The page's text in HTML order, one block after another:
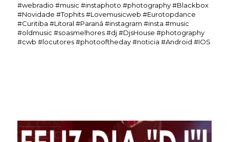
#webradio #music #instaphoto #photography #Blackbox
#Novidade #Tophits #Lovemusicweb #Eurotopdance
#Curitiba #Litoral #Paraná #instagram #insta #music
#oldmusic #soasmelhores #dj #DjsHouse #photography
#cwb #locutores #photooftheday #noticia #Android #IOS